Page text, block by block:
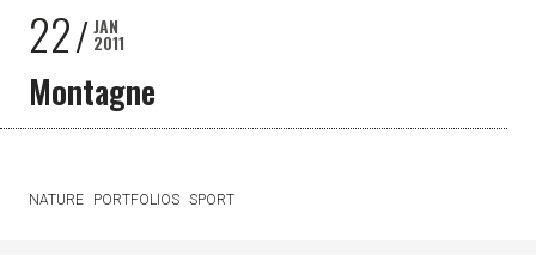
22 JAN
2011
Montagne
NATURE PORTFOLIOS SPORT